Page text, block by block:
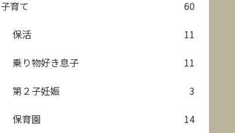
子育て
60
保活
11
乗り物好き息子
11
第２子妊娠
3
保育園
14